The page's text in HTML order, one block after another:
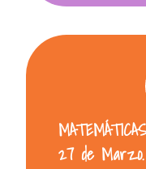
27 de Marzo.